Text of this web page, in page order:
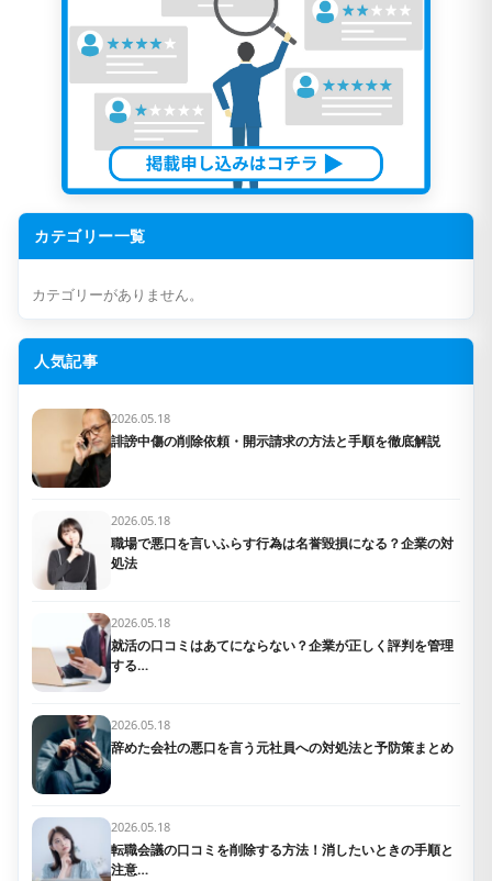
カテゴリー一覧
カテゴリーがありません。
人気記事
2026.05.18
誹謗中傷の削除依頼・開示請求の方法と手順を徹底解説
2026.05.18
職場で悪口を言いふらす行為は名誉毀損になる？企業の対
処法
2026.05.18
就活の口コミはあてにならない？企業が正しく評判を管理
する…
2026.05.18
辞めた会社の悪口を言う元社員への対処法と予防策まとめ
2026.05.18
転職会議の口コミを削除する方法！消したいときの手順と
注意…